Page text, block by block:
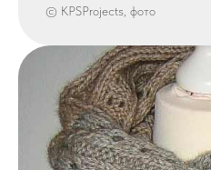
© KPSProjects, фото